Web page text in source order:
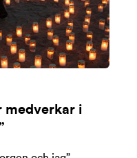
medverkar i